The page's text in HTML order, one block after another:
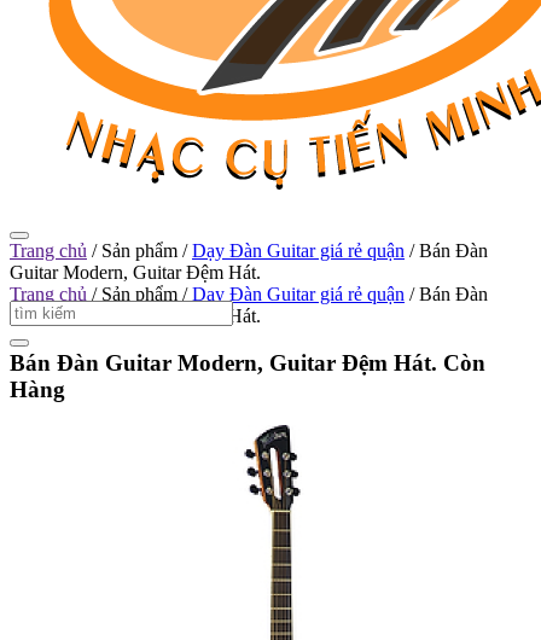
Trang chủ / Sản phẩm / Dạy Đàn Guitar giá rẻ quận / Bán Đàn
Guitar Modern, Guitar Đệm Hát.
Trang chủ / Sản phẩm / Dạy Đàn Guitar giá rẻ quận / Bán Đàn
Guitar Modern, Guitar Đệm Hát.
Bán Đàn Guitar Modern, Guitar Đệm Hát. Còn
Hàng